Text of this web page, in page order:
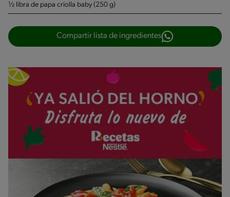
½ libra de papa criolla baby (250 g)
Compartir lista de ingredientes